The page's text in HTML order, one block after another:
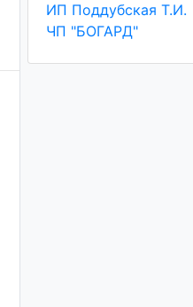
ИП Поддубская Т.И.
ЧП "БОГАРД"